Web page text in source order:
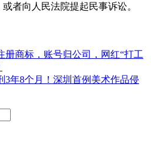
者向人民法院提起民事诉讼。
册商标，账号归公司，网红“打工
3年8个月！深圳首例美术作品侵